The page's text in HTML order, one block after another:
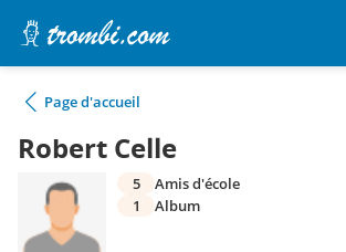
Page d'accueil
Robert Celle
5
Amis d'école
1
Album